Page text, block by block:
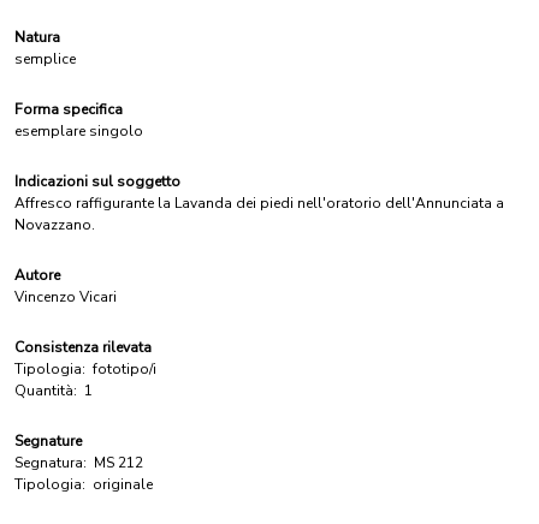
Natura
semplice
Forma specifica
esemplare singolo
Indicazioni sul soggetto
Affresco raffigurante la Lavanda dei piedi nell'oratorio dell'Annunciata a
Novazzano.
Autore
Vincenzo Vicari
Consistenza rilevata
Tipologia: fototipo/i
Quantità: 1
Segnature
Segnatura: MS 212
Tipologia: originale